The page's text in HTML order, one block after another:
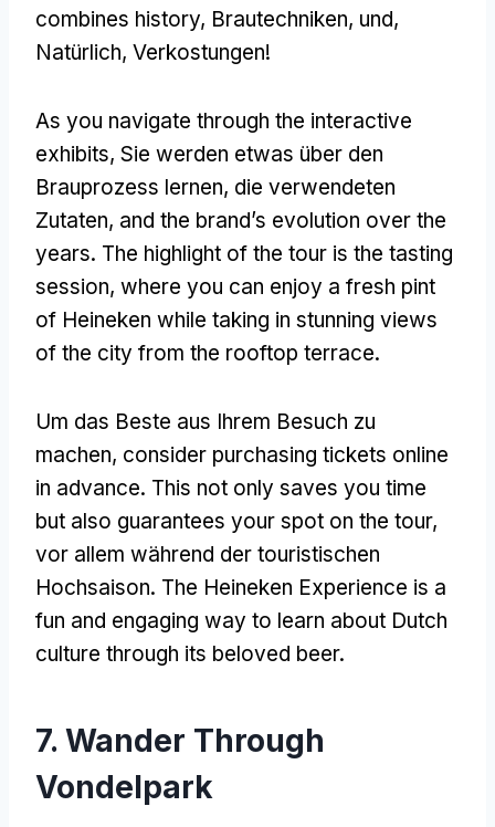
combines history, Brautechniken, und,
Natürlich, Verkostungen!
As you navigate through the interactive
exhibits, Sie werden etwas über den
Brauprozess lernen, die verwendeten
Zutaten, and the brand’s evolution over the
years. The highlight of the tour is the tasting
session, where you can enjoy a fresh pint
of Heineken while taking in stunning views
of the city from the rooftop terrace.
Um das Beste aus Ihrem Besuch zu
machen, consider purchasing tickets online
in advance. This not only saves you time
but also guarantees your spot on the tour,
vor allem während der touristischen
Hochsaison. The Heineken Experience is a
fun and engaging way to learn about Dutch
culture through its beloved beer.
7. Wander Through
Vondelpark